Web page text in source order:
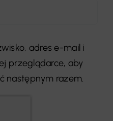
adres e-mail i
przeglądarce, aby
następnym razem.